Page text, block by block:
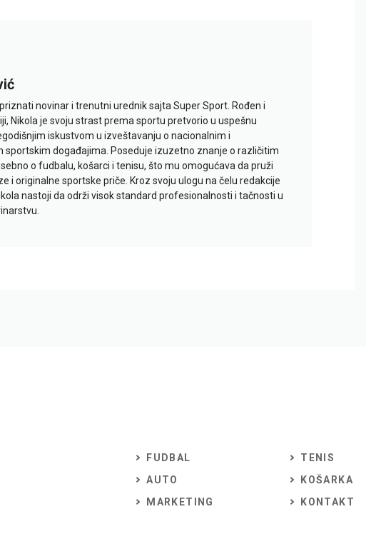
novinar i trenutni urednik sajta Super Sport. Rođen i
Nikola je svoju strast prema sportu pretvorio u uspešnu
iskustvom u izveštavanju o nacionalnim i
sportskim događajima. Poseduje izuzetno znanje o različitim
o fudbalu, košarci i tenisu, što mu omogućava da pruži
i originalne sportske priče. Kroz svoju ulogu na čelu redakcije
nastoji da održi visok standard profesionalnosti i tačnosti u
FUDBAL
AUTO
MARKETING
TENIS
KOŠARKA
KONTAKT